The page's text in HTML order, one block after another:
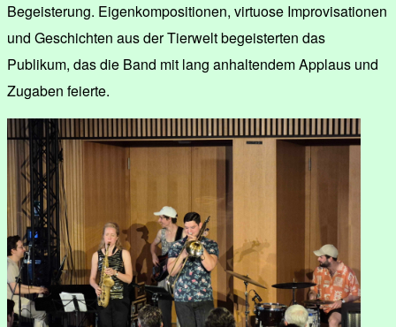
Begeisterung. Eigenkompositionen, virtuose Improvisationen
und Geschichten aus der Tierwelt begeisterten das
Publikum, das die Band mit lang anhaltendem Applaus und
Zugaben feierte.